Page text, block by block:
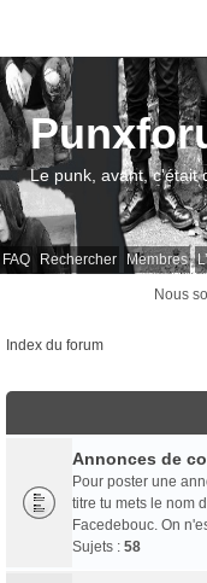
FAQ Rechercher Membres
Le punk, avant, c'était
Nous
Index du forum
Annonces de
Pour poster une
titre tu mets le nom
Facedebouc. On
Sujets : 58